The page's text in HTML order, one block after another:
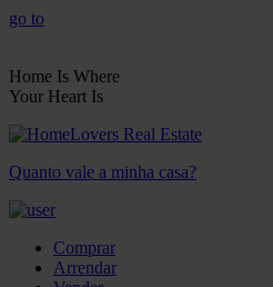
go to
Home Is Where
Your Heart Is
Quanto vale a minha casa?
Comprar
Arrendar